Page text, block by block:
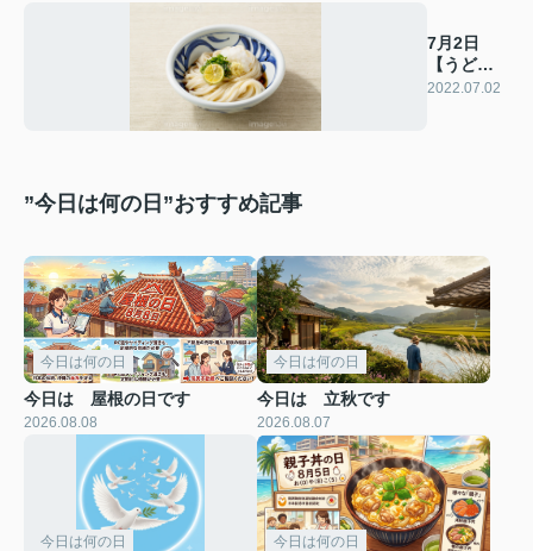
7月2日
【うどん
の日】
2022.07.02
”今日は何の日”おすすめ記事
今日は何の日
今日は 屋根の日です
2026.08.08
今日は何の日
今日は 立秋です
2026.08.07
今日は何の日 今日は何の日